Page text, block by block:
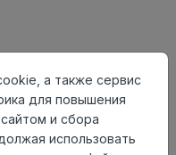
а также сервис
для повышения
и сбора
использовать